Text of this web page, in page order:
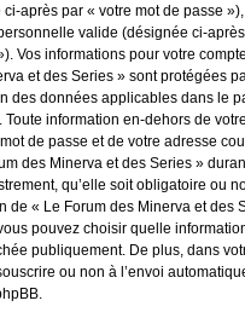
après par « votre mot de passe
valide (désignée ci-
Vos informations pour votre
et des Series » sont protégées
des données applicables dans le
Toute information en-dehors de
de passe et de votre adresse
des Minerva et des Series »
qu’elle soit obligatoire ou
de « Le Forum des Minerva et des
pouvez choisir quelle
publiquement. De plus, dans
ou non à l’envoi